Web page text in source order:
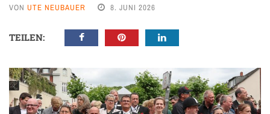
VON UTE NEUBAUER 8. JUNI 2026
TEILEN: